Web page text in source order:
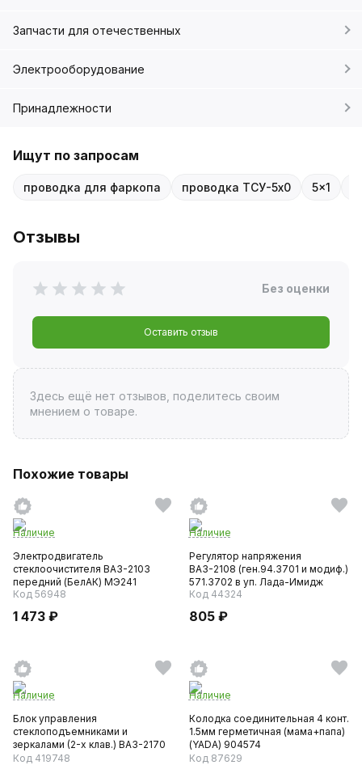
Запчасти для отечественных
Электрооборудование
Принадлежности
Ищут по запросам
проводка для фаркопа проводка ТСУ-5x0 5x1
Отзывы
Без оценки
Оставить отзыв
Здесь ещё нет отзывов, поделитесь своим
мнением о товаре.
Похожие товары
Наличие
Электродвигатель
стеклоочистителя ВАЗ-2103
передний (БелАК) МЭ241
Код 56948
1 473 ₽
Наличие
Регулятор напряжения
ВАЗ-2108 (ген.94.3701 и модиф.)
571.3702 в уп. Лада-Имидж
Код 44324
805 ₽
Наличие
Блок управления
стеклоподъемниками и
зеркалами (2-х клав.) ВАЗ-2170
(Автотрейд)
Код 419748
Наличие
Колодка соединительная 4 конт.
1.5мм герметичная (мама+папа)
(YADA) 904574
Код 87629